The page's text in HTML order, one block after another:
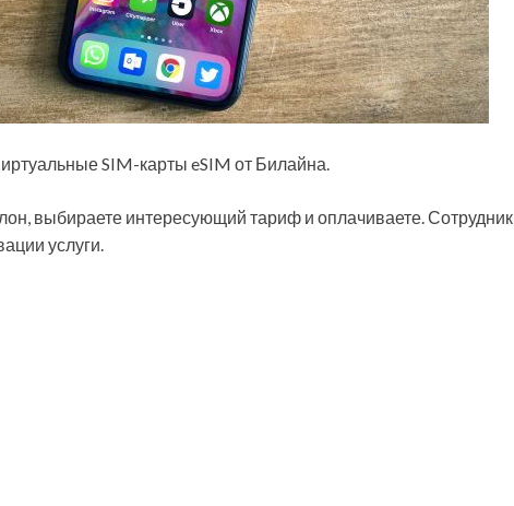
SIM-карты eSIM от Билайна.
выбираете интересующий тариф и оплачиваете. Сотрудник
услуги.